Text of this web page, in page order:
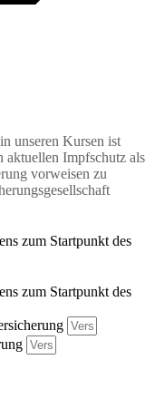
unseren Kursen ist
aktuellen Impfschutz als
vorweisen zu
zum Startpunkt des
zum Startpunkt des